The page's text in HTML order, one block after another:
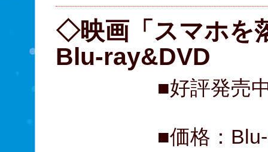
◇映画「スマホを
Blu-ray&DVD
■好評発売
■価格：